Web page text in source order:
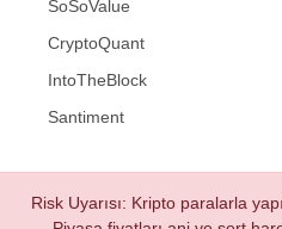
SoSoValue
CryptoQuant
IntoTheBlock
Santiment
Risk Uyarısı: Kripto paralarla